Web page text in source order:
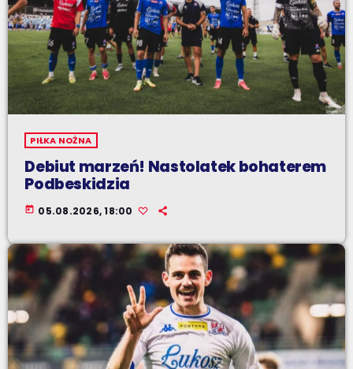
PIŁKA NOŻNA
Debiut marzeń! Nastolatek bohaterem
Podbeskidzia
today 05.08.2026, 18:00